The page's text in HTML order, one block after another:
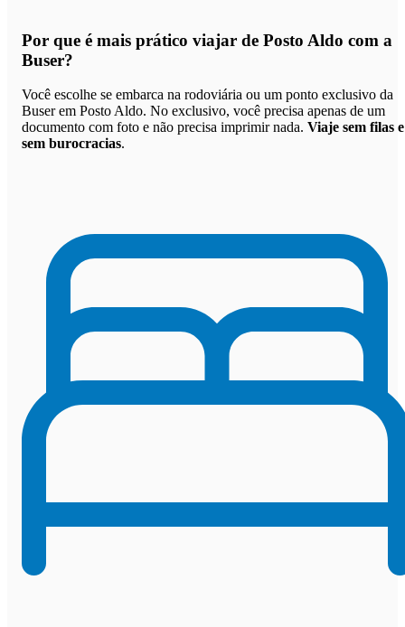
Por que é mais prático viajar de Posto Aldo com a
Buser?
Você escolhe se embarca na rodoviária ou um ponto exclusivo da
Buser em Posto Aldo. No exclusivo, você precisa apenas de um
documento com foto e não precisa imprimir nada. Viaje sem filas e
sem burocracias.